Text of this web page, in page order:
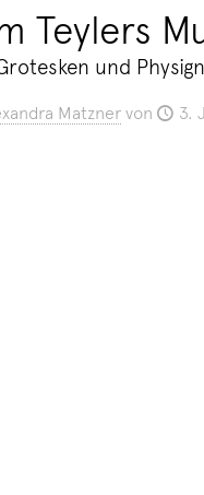
Teylers
und
Matzner von 3.